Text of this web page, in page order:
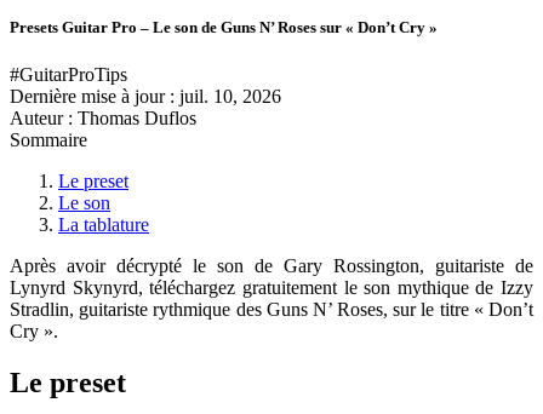
Presets Guitar Pro – Le son de Guns N’ Roses sur « Don’t Cry »
#GuitarProTips
Dernière mise à jour : juil. 10, 2026
Auteur : Thomas Duflos
Sommaire
Le preset
Le son
La tablature
Après avoir décrypté le son de Gary Rossington, guitariste de
Lynyrd Skynyrd, téléchargez gratuitement le son mythique de Izzy
Stradlin, guitariste rythmique des Guns N’ Roses, sur le titre « Don’t
Cry ».
Le preset